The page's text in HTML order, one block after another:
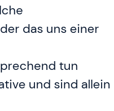
das uns einer
tun
und sind allein